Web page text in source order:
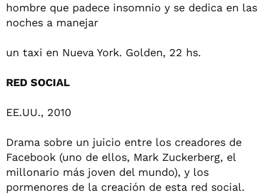
hombre que padece insomnio y se dedica en las
noches a manejar
un taxi en Nueva York. Golden, 22 hs.
RED SOCIAL
EE.UU., 2010
Drama sobre un juicio entre los creadores de
Facebook (uno de ellos, Mark Zuckerberg, el
millonario más joven del mundo), y los
pormenores de la creación de esta red social.